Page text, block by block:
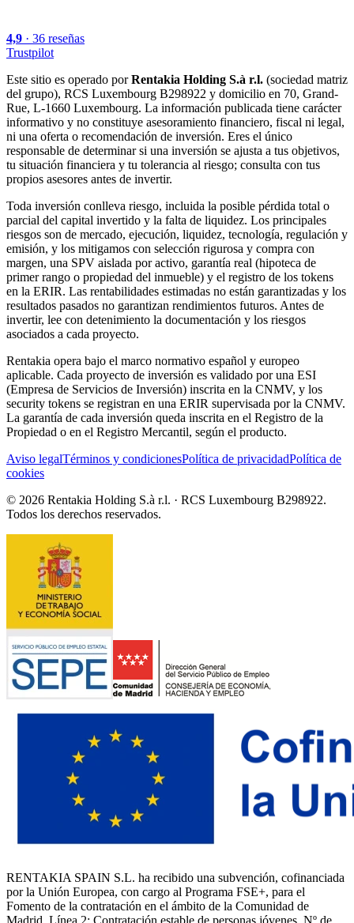
4,9 · 36 reseñas
Trustpilot
Este sitio es operado porRentakia Holding S.à r.l. (sociedad matriz
del grupo), RCS Luxembourg B298922 y domicilio en 70, Grand-
Rue, L-1660 Luxembourg. La información publicada tiene carácter
informativo y no constituye asesoramiento financiero, fiscal ni legal,
ni una oferta o recomendación de inversión. Eres el único
responsable de determinar si una inversión se ajusta a tus objetivos,
tu situación financiera y tu tolerancia al riesgo; consulta con tus
propios asesores antes de invertir.
Toda inversión conlleva riesgo, incluida la posible pérdida total o
parcial del capital invertido y la falta de liquidez. Los principales
riesgos son de mercado, ejecución, liquidez, tecnología, regulación y
emisión, y los mitigamos con selección rigurosa y compra con
margen, una SPV aislada por activo, garantía real (hipoteca de
primer rango o propiedad del inmueble) y el registro de los tokens
en la ERIR. Las rentabilidades estimadas no están garantizadas y los
resultados pasados no garantizan rendimientos futuros. Antes de
invertir, lee con detenimiento la documentación y los riesgos
asociados a cada proyecto.
Rentakia opera bajo el marco normativo español y europeo
aplicable. Cada proyecto de inversión es validado por una ESI
(Empresa de Servicios de Inversión) inscrita en la CNMV, y los
security tokens se registran en una ERIR supervisada por la CNMV.
La garantía de cada inversión queda inscrita en el Registro de la
Propiedad o en el Registro Mercantil, según el producto.
Aviso legalTérminos y condicionesPolítica de privacidadPolítica de
cookies
© 2026 Rentakia Holding S.à r.l. · RCS Luxembourg B298922.
Todos los derechos reservados.
RENTAKIA SPAIN S.L. ha recibido una subvención, cofinanciada
por la Unión Europea, con cargo al Programa FSE+, para el
Fomento de la contratación en el ámbito de la Comunidad de
Madrid, Línea 2: Contratación estable de personas jóvenes. Nº de